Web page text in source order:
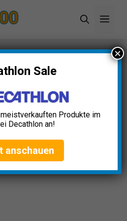
Sale
Produkte im
Decathlon an!
anschauen
×